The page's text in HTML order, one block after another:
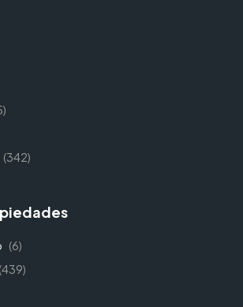
(342)
(6)
(439)